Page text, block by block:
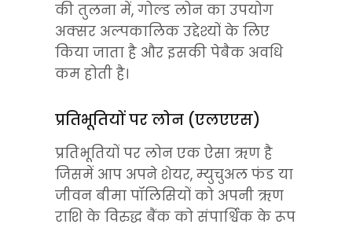
की तुलना में, गोल्ड लोन का उपयोग
अक्सर अल्पकालिक उद्देश्यों के लिए
किया जाता है और इसकी पेबैक अवधि
कम होती है।
प्रतिभूतियों पर लोन (एलएएस)
प्रतिभूतियों पर लोन एक ऐसा ऋण है
जिसमें आप अपने शेयर, म्युचुअल फंड या
जीवन बीमा पॉलिसियों को अपनी ऋण
राशि के विरुद्ध बैंक को संपार्श्विक के रूप